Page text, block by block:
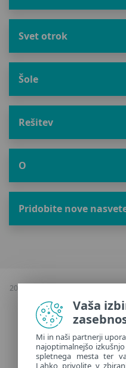
Svet otrok
Šole
Rešitev
O
Pridobite nove
2026 Avtorske pravice &
Vaša
Mi in naši partnerji
najoptimalnejšo
spletnega mesta ter
Lahko privolite v